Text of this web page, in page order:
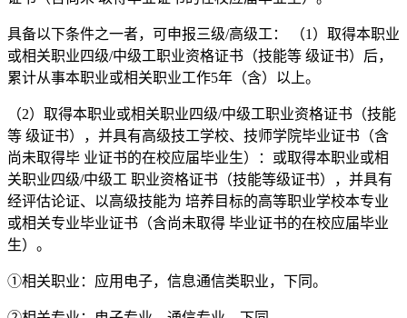
具备以下条件之一者，可申报三级/高级工： （1）取得本职业
或相关职业四级/中级工职业资格证书（技能等 级证书）后，
累计从事本职业或相关职业工作5年（含）以上。
（2）取得本职业或相关职业四级/中级工职业资格证书（技能
等 级证书），并具有高级技工学校、技师学院毕业证书（含
尚未取得毕 业证书的在校应届毕业生）：或取得本职业或相
关职业四级/中级工 职业资格证书（技能等级证书），并具有
经评估论证、以高级技能为 培养目标的高等职业学校本专业
或相关专业毕业证书（含尚未取得 毕业证书的在校应届毕业
生）。
①相关职业：应用电子，信息通信类职业，下同。